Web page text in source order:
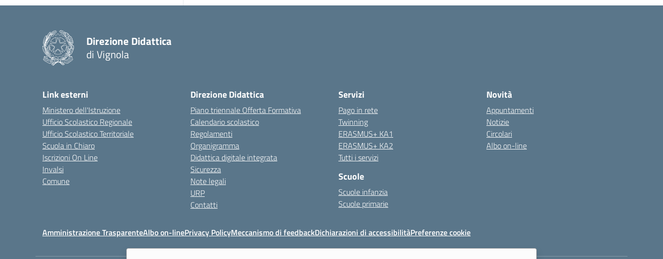
Direzione Didattica
di Vignola
Link esterni
Ministero dell'Istruzione
Ufficio Scolastico Regionale
Ufficio Scolastico Territoriale
Scuola in Chiaro
Iscrizioni On Line
Invalsi
Comune
Direzione Didattica
Piano triennale Offerta Formativa
Calendario scolastico
Regolamenti
Organigramma
Didattica digitale integrata
Sicurezza
Note legali
URP
Contatti
Servizi
Pago in rete
Twinning
ERASMUS+ KA1
ERASMUS+ KA2
Tutti i servizi
Scuole
Scuole infanzia
Scuole primarie
Novità
Appuntamenti
Notizie
Circolari
Albo on-line
Amministrazione TrasparenteAlbo on-linePrivacy PolicyMeccanismo di feedbackDichiarazioni di accessibilitàPreferenze cookie